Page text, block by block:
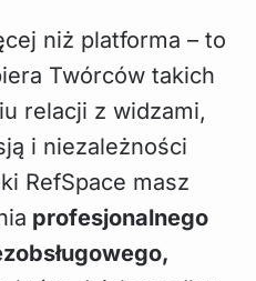
niż platforma – to
Twórców takich
relacji z widzami,
i niezależności
RefSpace masz
profesjonalnego